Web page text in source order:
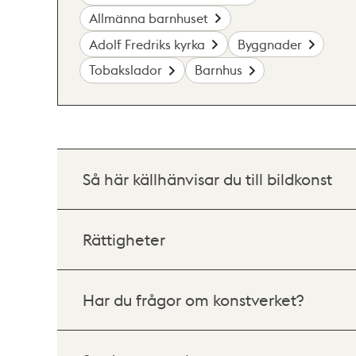
Allmänna barnhuset
Adolf Fredriks kyrka
Byggnader
Tobakslador
Barnhus
Så här källhänvisar du till bildkonst
Rättigheter
Har du frågor om konstverket?